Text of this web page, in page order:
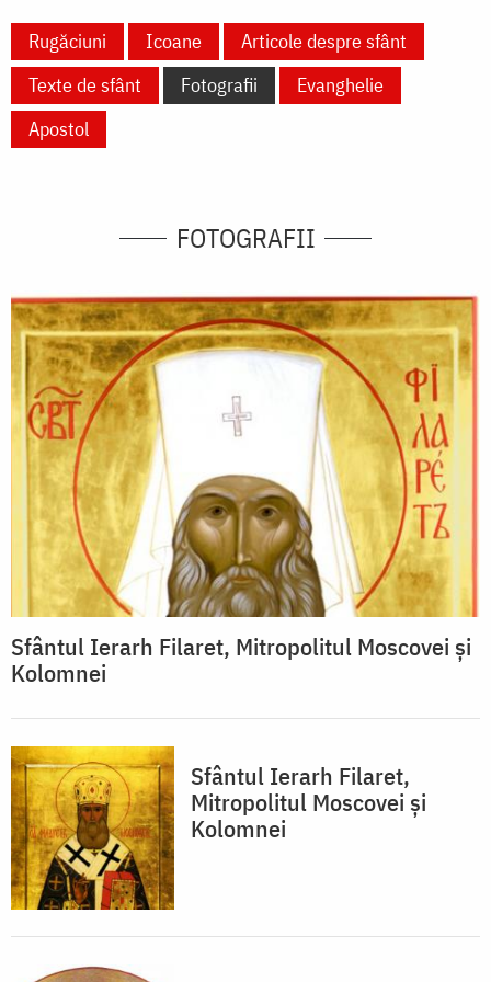
Rugăciuni Icoane
Articole despre sfânt
Texte de sfânt
Fotografii
Evanghelie
Apostol
FOTOGRAFII
Sfântul Ierarh Filaret, Mitropolitul Moscovei și
Kolomnei
Sfântul Ierarh Filaret,
Mitropolitul Moscovei și
Kolomnei